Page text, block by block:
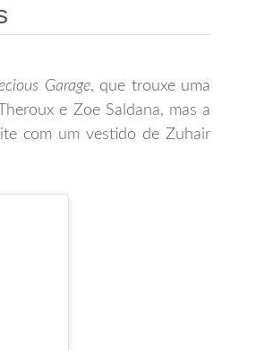
Garage, que trouxe uma
e Zoe Saldana, mas a
com um vestido de Zuhair